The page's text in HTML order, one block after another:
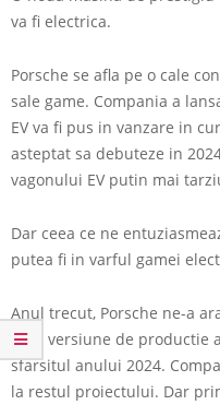
va fi electrica.
Porsche se afla pe o cale
sale game. Compania a
EV va fi pus in vanzare in
asteptat sa debuteze in
vagonului EV putin mai
Dar ceea ce ne
putea fi in varful gamei
Anul trecut, Porsche ne-a
iar o versiune de productie
sfarsitul anului 2024.
la restul proiectului. Dar